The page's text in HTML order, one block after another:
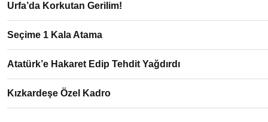
Urfa’da Korkutan Gerilim!
Seçime 1 Kala Atama
Atatürk’e Hakaret Edip Tehdit Yağdırdı
Kızkardeşe Özel Kadro